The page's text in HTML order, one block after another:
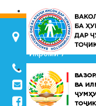
734025, ш.
Икромӣ 7
(+992 37) 2217352
info@vhk.tj
/kudakon